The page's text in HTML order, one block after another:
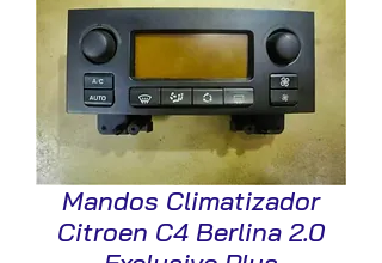
Mandos Climatizador
Citroen C4 Berlina 2.0